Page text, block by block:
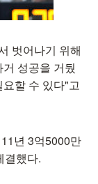
벗어나기 위해
성공을 거뒀
할 수 있다"고
년 3억5000만
결했다.